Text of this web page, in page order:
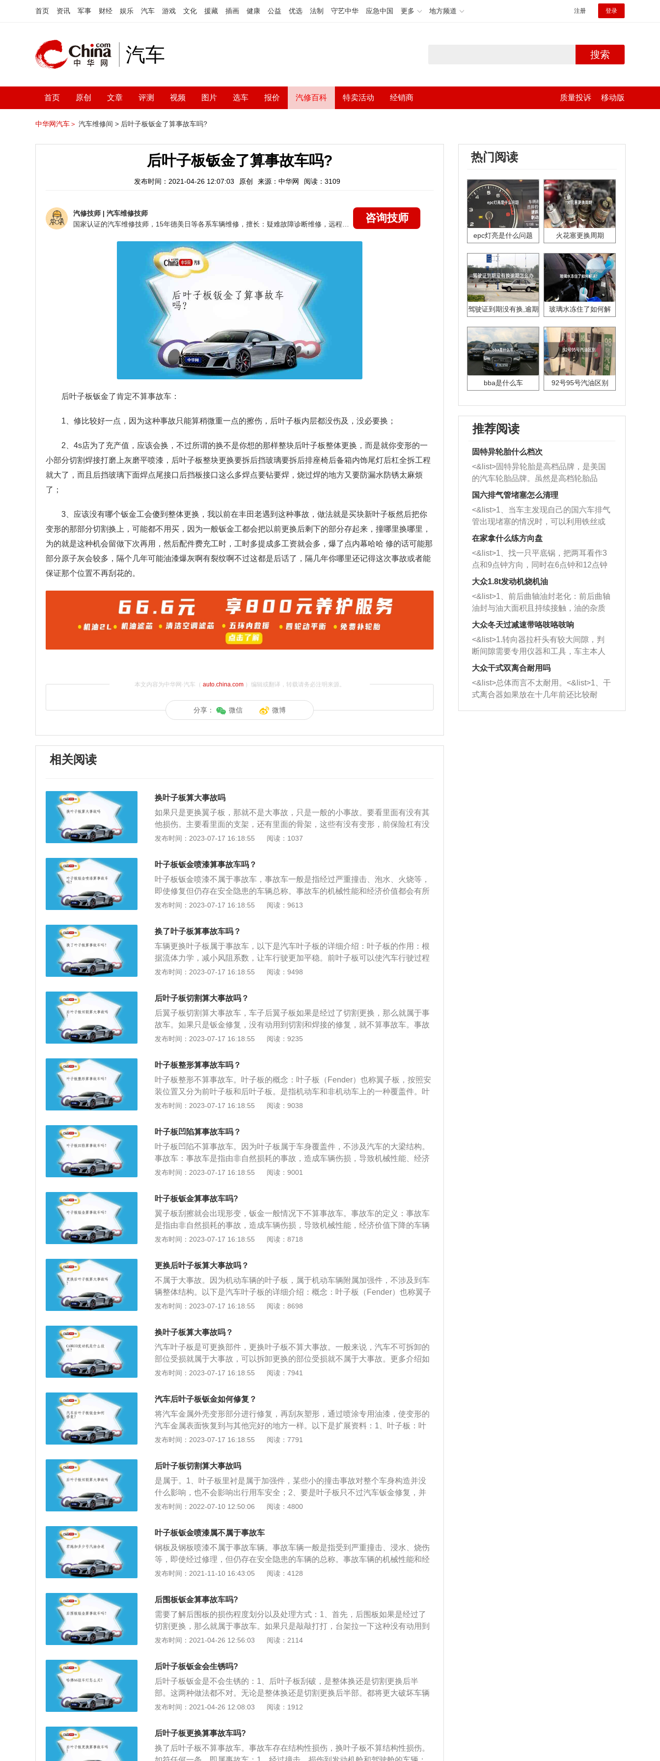
首页 资讯 军事 财经 娱乐 汽车 游戏 文化 援藏 插画 健康 公益 优选 法制 守艺中华 应急中国 更多 地方频道 注册 登录
汽车 搜索
首页 原创 文章 评测 视频 图片 选车 报价 汽修百科 特卖活动 经销商 质量投诉 移动版
中华网汽车＞ 汽车维修间 > 后叶子板钣金了算事故车吗?
后叶子板钣金了算事故车吗?
发布时间：2021-04-26 12:07:03 原创 来源：中华网 阅读：3109
汽修技师 | 汽车维修技师
咨询技师
后叶子板钣金了肯定不算事故车：
1、修比较好一点，因为这种事故只能算稍微重一点的擦伤，后叶子板内层都没伤及，没必要换；
2、4s店为了充产值，应该会换，不过所谓的换不是你想的那样整块后叶子板整体更换，而是就你变形的一
小部分切割焊接打磨上灰磨平喷漆，后叶子板整块更换要拆后挡玻璃要拆后排座椅后备箱内饰尾灯后杠全拆工程
就大了，而且后挡玻璃下面焊点尾接口后挡板接口这么多焊点要钻要焊，烧过焊的地方又要防漏水防锈太麻烦
了；
3、应该没有哪个钣金工会傻到整体更换，我以前在丰田老遇到这种事故，做法就是买块新叶子板然后把你
变形的那部分切割换上，可能都不用买，因为一般钣金工都会把以前更换后剩下的部分存起来，撞哪里换哪里，
为的就是这种机会留做下次再用，然后配件费充工时，工时多提成多工资就会多，爆了点内幕哈哈 修的话可能那
部分原子灰会较多，隔个几年可能油漆爆灰啊有裂纹啊不过这都是后话了，隔几年你哪里还记得这次事故或者能
保证那个位置不再刮花的。
本文内容为中华网·汽车（ auto.china.com）编辑或翻译，转载请务必注明来源。
分享： 微信 微博
相关阅读
换叶子板算大事故吗
如果只是更换翼子板，那就不是大事故，只是一般的小事故。要看里面有没有其
他损伤。主要看里面的支架，还有里面的骨架，这些有没有变形，前保险杠有没
有问题。车辆所配备的叶子板可以分为前叶子板与后叶子板两种，如果车辆的前
子板是车辆的一个覆盖件，通过螺丝固定在车辆的框架上，如果车辆更换过前叶
子板和后叶子板，还需注意车辆的防撞梁以及车辆的a柱，如果这两个部位有修
复痕迹，可以判断为大事故车。如果购买到事故车辆，可以携带购车合同，要求
商家进行退一赔三，维护自己的消费权益。
发布时间：2023-07-17 16:18:55 阅读：1037
叶子板钣金喷漆算事故车吗？
叶子板钣金喷漆不属于事故车，事故车一般是指经过严重撞击、泡水、火烧等，
即使修复但仍存在安全隐患的车辆总称。事故车的机械性能和经济价值都会有所
下降。符合如下任何一条，即属事故车：1、经过撞击，损伤到发动机舱和驾驶
切割、整形、变形的车辆。4、减振器座有焊接、切割、整形、变形的车辆。5、
ABC柱有焊接、切割、整形、变形的车辆。6、因撞击造成汽车安全气囊弹出的
车辆。7、其它不可拆卸部分有严重的焊接、切割、整形、变形的车辆。8、车身
经水浸泡超过车身二分之一，或积水进入驾驶舱的车辆。9、车身经火焚烧超过0.
5平方米，经修复仍存在安全隐患的车辆。
发布时间：2023-07-17 16:18:55 阅读：9613
换了叶子板算事故车吗？
车辆更换叶子板属于事故车，以下是汽车叶子板的详细介绍：叶子板的作用：根
据流体力学，减小风阻系数，让车行驶更加平稳。前叶子板可以使汽车行驶过程
中，防止被车轮卷起的砂石、泥浆溅到车厢的底部，减轻对底盘的损伤及腐蚀。
灯，散热器框架。常用的材料有塑料材质、钢制材料以及铝合金材质。
发布时间：2023-07-17 16:18:55 阅读：9498
后叶子板切割算大事故吗？
后翼子板切割算大事故车，车子后翼子板如果是经过了切割更换，那么就属于事
故车。如果只是钣金修复，没有动用到切割和焊接的修复，就不算事故车。事故
车介绍：指由非自然损耗的事故，造成车辆伤损，导致机械性能、经济价值下降
出事故就证明车子有问题，如果开这样的车出去，会存在安全隐患。事故车鉴
定：外观鉴别、车灯鉴别、查保险、看内饰。买二手车时应仔细观察二手车的出
厂日期、实际行驶里程、该车有无出过重大事故、前任车主对车辆的日常维护是
否到位等方面。
发布时间：2023-07-17 16:18:55 阅读：9235
叶子板整形算事故车吗？
叶子板整形不算事故车。叶子板的概念：叶子板（Fender）也称翼子板，按照安
装位置又分为前叶子板和后叶子板。是指机动车和非机动车上的一种覆盖件。叶
子板的作用：根据流体力学，减小风阻系数，让车行驶更加平稳。前叶子板可以
的损伤及腐蚀。事故车的定义：事故车是指由非自然损耗的事故，造成车辆伤
损，导致机械性能、经济价值下降的车辆。先观察一下车身覆盖件之间的缝隙是
否均匀一致，然后侧面车身线条是否流畅，如果发现腰线明显不协调，就可以断
定这辆车曾经发生过碰撞，而且比较剧烈。
发布时间：2023-07-17 16:18:55 阅读：9038
叶子板凹陷算事故车吗？
叶子板凹陷不算事故车。因为叶子板属于车身覆盖件，不涉及汽车的大梁结构。
事故车：事故车是指由非自然损耗的事故，造成车辆伤损，导致机械性能、经济
价值下降的车辆。“事故车”，一般是指存在结构性损伤的车辆。同时，泡水车、
伤超过其三分之一的车辆；经过撞击，损伤到发动机舱和驾驶舱的车辆；其它不
可拆卸部分有严重的焊接、切割、整形、变形的车辆；纵梁上有焊接、切割、整
形、变形的车辆；ABC柱有焊接、切割、整形、变形的车辆；车身经水浸泡超过
车身二分之一，或积水进入驾驶舱的车辆；车身经火焚烧超过0.5平方米，经修复
仍存在安全隐患的车辆等。
发布时间：2023-07-17 16:18:55 阅读：9001
叶子板钣金算事故车吗?
翼子板刮擦就会出现形变，钣金一般情况下不算事故车。事故车的定义：事故车
是指由非自然损耗的事故，造成车辆伤损，导致机械性能，经济价值下降的车辆
为事故车。“事故车”，一般是指存在结构性损伤的车辆。同时，泡水车、火烧车
为大牌是采用压铸成型，所以一旦撞过造成事故扭曲之后，想要修复成完好如初
的情况是不太可能。补漆的情况也是征兆，都是因为敲打过后掉漆才需要补漆，
所以也需要注意。
发布时间：2023-07-17 16:18:55 阅读：8718
更换后叶子板算大事故吗？
不属于大事故。因为机动车辆的叶子板，属于机动车辆附属加强件，不涉及到车
辆整体结构。以下是汽车叶子板的详细介绍：概念：叶子板（Fender）也称翼子
板，按照安装位置又分为前叶子板和后叶子板。是指机动车和非机动车上的一种
以使汽车行驶过程中，防止被车轮卷起的砂石、泥浆溅到车厢的底部，减轻对底
盘的损伤及腐蚀。
发布时间：2023-07-17 16:18:55 阅读：8698
换叶子板算大事故吗？
汽车叶子板是可更换部件，更换叶子板不算大事故。一般来说，汽车不可拆卸的
部位受损就属于大事故，可以拆卸更换的部位受损就不属于大事故。更多介绍如
下：1、汽车组成：汽车的车身是由车身框架和车身覆盖件组成，车身的覆盖件
车的区分：如果汽车上的车身覆盖件受损，这就说明汽车不是事故车，因为车身
覆盖件是可以拆卸和更换；如果是汽车的框架受损，这就说明汽车结构受损，属
于是事故车。
发布时间：2023-07-17 16:18:55 阅读：7941
汽车后叶子板钣金如何修复？
将汽车金属外壳变形部分进行修复，再刮灰塑形，通过喷涂专用油漆，使变形的
汽车金属表面恢复到与其他完好的地方一样。以下是扩展资料：1、叶子板：叶
子板也叫翼子板，是遮盖车轮的车身外板。按照安装位置又分为前叶子板和后叶
叶子板安装在前轮处，因为前轮有转向功能，所以必须要保证前轮转动时的最大
极限空间，因此设计者会根据选定的轮胎型号尺寸用“车轮跳动图”来验证翼子板
的设计尺寸。后叶子板无车轮转动碰擦的问题，但出于空气动力学的考虑，后叶
子板略显拱形弧线向外凸出。
发布时间：2023-07-17 16:18:55 阅读：7791
后叶子板切割算大事故吗
是属于。1、叶子板里衬是属于加强件，某些小的撞击事故对整个车身构造并没
什么影响，也不会影响出行用车安全；2、要是叶子板只不过汽车钣金修复，并
没有使用切割和焊接，就不算事故车。叶板又被称为挡泥板，是遮盖车轮的车体
使汽车行驶更加平稳。前叶板安装在前轮。由于前轮具有转向功能，因此在前轮
旋转时必须确保最大极限空间。因此，设计师将根据所选轮胎型号和尺寸，使用
车轮跳动图验证翼板的设计尺寸。后叶板没有车轮旋转和摩擦的问题，但由于空
气动力学的考虑，后叶板略显拱外凸出。一般来说，要是后围板有点凹，可以在
不切割后围板的情况下，用台架或拉锤慢慢拉出。要是备胎地板形变比较严重，
平直，最后焊接新的后围板。
发布时间：2022-07-10 12:50:06 阅读：4800
叶子板钣金喷漆属不属于事故车
钢板及钢板喷漆不属于事故车辆。事故车辆一般是指受到严重撞击、浸水、烧伤
等，即使经过修理，但仍存在安全隐患的车辆的总称。事故车辆的机械性能和经
济价值都会下降。值得注意的是，汽车相撞后，人们常称之为事故，但不一定事
动机舱和驾驶舱。超过三分之一的车辆因后挡泥板的撞击而损坏。纵梁有焊接、
切割、整形、变形的车辆。减震器座焊接、切割、成型、变形。ABC立柱有焊
接、切割、成型、变形等多种形式。碰撞导致安全气囊弹出的车辆。其他不可拆
件有严重焊接、切割、整形、变形的车辆。车身浸泡在一半以上的水中，或在驾
驶舱内积水的车辆。车身燃烧面积超过0.5平方米，经修复仍存在安全隐患的车
发布时间：2021-11-10 16:43:05 阅读：4128
后围板钣金算事故车吗?
需要了解后围板的损伤程度划分以及处理方式：1、首先，后围板如果是经过了
切割更换，那么就属于事故车。如果只是敲敲打打，台架拉一下这种没有动用到
切割和焊接的修复，就不算事故车；2、后围板凹了点都是要换，这样可以赚更
就要半天的功夫，并且焊好还要涂胶什么的非常麻烦。换后围板的时间都够搞几
单其他的小事故了，所以更换还是修复还是会根据实际情况而定；3、一般来
说，后围板凹了一点的可以用台架或者拉锤慢慢拉出来，而不用切割后围板。而
如果备胎地板变形很严重，尤其是伤到了大梁，那么切除后围板是逃不了的事。
切掉后围板，将大梁和备胎底盘整平直，最后再将新的后围板焊上去。
发布时间：2021-04-26 12:56:03 阅读：2114
后叶子板钣金会生锈吗?
后叶子板钣金是不会生锈的：1、后叶子板刮破，是整体换还是切割更换后半
部。这两种做法都不对。无论是整体换还是切割更换后半部。都将更大破坏车辆
的整体性及加大破坏范围。因车身制造是一整体性。虽后叶板可整体取下来；
焊点强度。后叶子板只是刮破。最简单安全的修复法是效正刮破处。再进行焊
接。这样焊接处只有刮破点；3、可以很好做防绣处理。效正后再进行喷漆处
理。虽这么处理在后叶子板内部可看出修整过的横迹。但车辆都有内饰板直接是
发布时间：2021-04-26 12:08:03 阅读：1912
后叶子板更换算事故车吗?
换了后叶子板不算事故车。事故车存在结构性损伤，换叶子板不算结构性损伤。
热门阅读
epc灯亮是什么问题 火花塞更换周期
驾驶证到期没有换,逾期
玻璃水冻住了如何解
bba是什么车 92号95号汽油区别
推荐阅读
固特异轮胎什么档次
<&list>固特异轮胎是高档品牌，是美国
的汽车轮胎品牌。虽然是高档轮胎品
牌，但是中高低端的轮胎都有生产，这
也是为了更好的开拓市场。
国六排气管堵塞怎么清理
<&list>1、当车主发现自己的国六车排气
管出现堵塞的情况时，可以利用铁丝或
者是细棍，直接将杂物给取出来，如果
堵塞情况比较严重，也可以采取应急措
施。 <&list>2、直接利用木棍将所有的
杂物推到排气管里面的位置处，然后将
三元催化器拆解开，就可以将堵塞的东
西取出来。但如果是因为积碳过多引起
的堵塞，就需要将三元催化器泡在草酸
洗剂对堵塞的情况得到解决，将清洗剂
放在燃油箱中，与燃油混合后，车辆启
动时，就可以和汽油一起进入到燃烧
室，最后形成废气排出，就可以让三元
催化器得到清洗，排气管堵塞的情况就
能够得到解决。
在家拿什么练方向盘
<&list>1、找一只平底锅，把两耳看作3
点和9点钟方向，同时在6点钟和12点钟
方向做一个标记。 <&list>2、双手握住
一圈半的练习，往右同样也要打相同的
圈数。 <&list>3、最后强调要反复练
习，这样就可以形成肌肉记忆，在真实
驾驶车辆时，不需要记忆也能打好方
向。
大众1.8t发动机烧机油
<&list>1、前后曲轴油封老化：前后曲轴
油封与油大面积且持续接触，油的杂质
和发动机内持续温度变化使其密封效果
逐渐减弱，导致渗油或漏油。<&list>2、
活塞间隙过大：积碳会使活塞环与缸体
的间隙扩大，导致机油流入燃烧室中，
造成烧机油。<&list>3、机油粘度。使用
机油粘度过小的话，同样会有烧机油现
象，机油粘度过小具有很好的流动性，
大众冬天过减速带咯吱咯吱响
<&list>1.转向器拉杆头有较大间隙，判
断间隙需要专用仪器和工具，车主本人
无法制作，需要将车辆送到修理厂或4s
店；<&list>2.车辆半轴套管防尘罩破
裂，破裂后会出现漏油现象，使半轴磨
损严重，磨损的半轴容易损坏，产生异
响；<&list>3.稳定器的转向胶套和球头
大众干式双离合耐用吗
<&list>总体而言不太耐用。<&list>1、干
式离合器如果放在十几年前还比较耐